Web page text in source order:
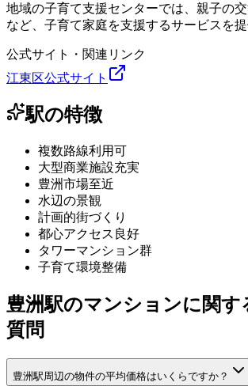
地域の子育て支援センターでは、親子の
など、子育て家庭を支援するサービスを提
公式サイト・関連リンク
江東区公式サイト
駅の特徴
複数路線利用可
大型商業施設充実
豊洲市場至近
水辺の景観
計画的街づくり
都心アクセス良好
タワーマンション群
子育て環境整備
豊洲駅のマンションに関す
質問
豊洲駅周辺の物件の平均価格はいくらですか？